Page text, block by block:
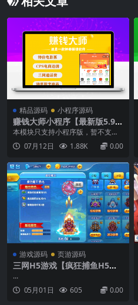
精品源码 小程序源码
赚钱大师小程序【最新版5.9.
9】商城/佣金即时提现/分销推
广/话费充值/美团饿了么外卖/
任务返佣【外卖返佣/快乐养
钱插件】赚钱大师小程序【更
新序列至5.2.3】商城/佣金提
现/分销/话费/美团饿了么外
卖/任务【外卖返佣/快乐养牛/
看新闻得金币/数字商品赚钱/
电影票/聚合电商插件】
本模块只支持小程序版，暂不支持
公众号版。赚钱大师里的丰富数字
商品、电影票、话费、电费、各种
品代理接口，默认可免费提供一个
代理账号开户，而电商CPS和美团
周边、外卖红包、汽车出行、联联
和美团周边等需用到聚推客、直...
07月12日 1.88K 0.00
游戏源码 页游源码
三网H5游戏【疯狂捕鱼H5内
购版】4月最新整理Win半手
工服务端+简易安卓客户端+详
细搭建教程
...
05月01日
605 0.00